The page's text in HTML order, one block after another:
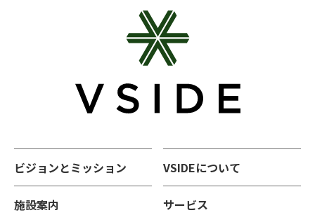
ビジョンとミッション VSIDEについて
施設案内 サービス